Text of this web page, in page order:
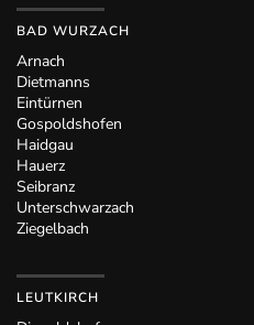
BAD WURZACH
Arnach
Dietmanns
Eintürnen
Gospoldshofen
Haidgau
Hauerz
Seibranz
Unterschwarzach
Ziegelbach
LEUTKIRCH